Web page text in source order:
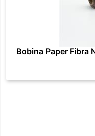
Bobina Paper Fibra